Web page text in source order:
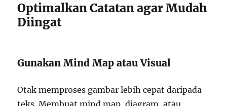
Optimalkan Catatan agar Mudah
Diingat
Gunakan Mind Map atau Visual
Otak memproses gambar lebih cepat daripada